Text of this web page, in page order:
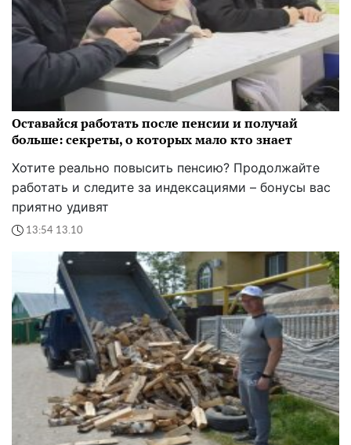
Оставайся работать после пенсии и получай
больше: секреты, о которых мало кто знает
Хотите реально повысить пенсию? Продолжайте
работать и следите за индексациями – бонусы вас
приятно удивят
13:54 13.10